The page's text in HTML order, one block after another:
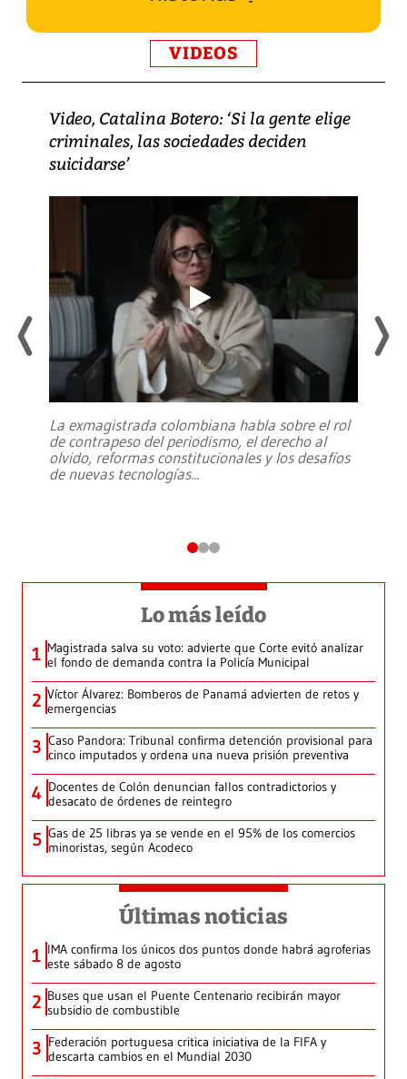
VIDEOS
Video, Catalina Botero: ‘Si la gente elige
criminales, las sociedades deciden
suicidarse’
La exmagistrada colombiana habla sobre el rol
de contrapeso del periodismo, el derecho al
olvido, reformas constitucionales y los desafíos
de nuevas tecnologías...
Lo más leído
1 Magistrada salva su voto: advierte que Corte evitó analizar
el fondo de demanda contra la Policía Municipal
2 Víctor Álvarez: Bomberos de Panamá advierten de retos y
emergencias
3 Caso Pandora: Tribunal confirma detención provisional para
cinco imputados y ordena una nueva prisión preventiva
4 Docentes de Colón denuncian fallos contradictorios y
desacato de órdenes de reintegro
5 Gas de 25 libras ya se vende en el 95% de los comercios
minoristas, según Acodeco
Últimas noticias
1 IMA confirma los únicos dos puntos donde habrá agroferias
este sábado 8 de agosto
2 Buses que usan el Puente Centenario recibirán mayor
subsidio de combustible
3 Federación portuguesa critica iniciativa de la FIFA y
descarta cambios en el Mundial 2030